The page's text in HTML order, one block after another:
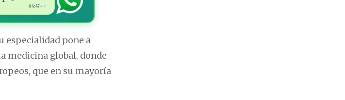
04:47✓✓
especialidad pone a
medicina global, donde
que en su mayoría